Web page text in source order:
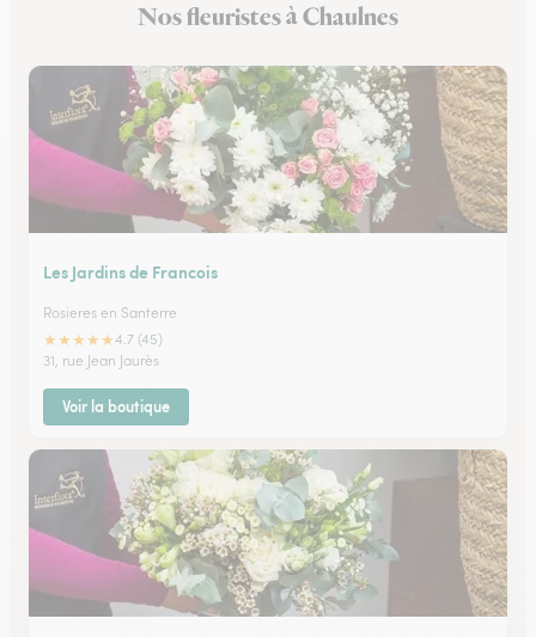
Fleuristes à CorbieNos fleuristes à Chaulnes
Les Jardins de Francois
Rosieres en Santerre
★★★★★4.7 (45)
31, rue Jean Jaurès
Voir la boutique